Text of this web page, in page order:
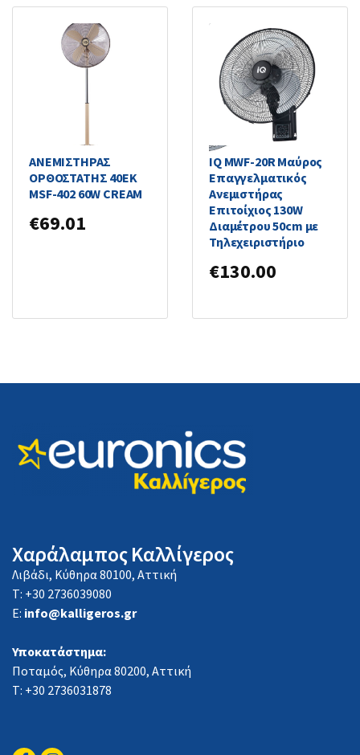
ΑΝΕΜΙΣΤΗΡΑΣ
ΟΡΘΟΣΤΑΤΗΣ 40EK
MSF-402 60W CREAM
€69.01
IQ MWF-20R Μαύρος
Επαγγελματικός
Ανεμιστήρας
Επιτοίχιος 130W
Διαμέτρου 50cm με
Τηλεχειριστήριο
€130.00
Χαράλαμπος Καλλίγερος
Λιβάδι, Κύθηρα 80100, Αττική
Τ: +30 2736039080
E: info@kalligeros.gr
Υποκατάστημα:
Ποταμός, Κύθηρα 80200, Αττική
Τ: +30 2736031878